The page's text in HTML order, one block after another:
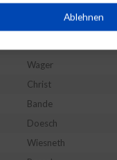
Litz
Wager
Christ
Bande
Doesch
Wiesneth
auf einem
Werbung
Werbung
Ablehnen